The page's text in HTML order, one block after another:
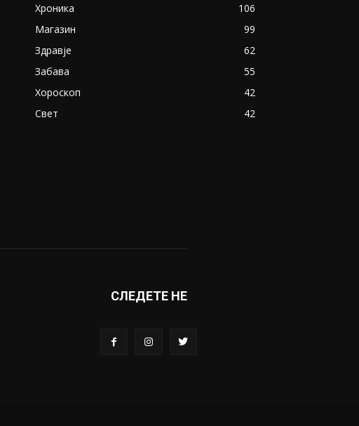
Хроника
106
Магазин
99
Здравје
62
Забава
55
Хороскоп
42
Свет
42
СЛЕДЕТЕ НЕ